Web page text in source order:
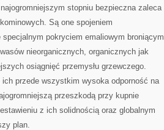
stopniu bezpieczna zaleca
Są one spojeniem
pokryciem emaliowym broniącym
nieorganicznych, organicznych jak
osiągnięć przemysłu grzewczego.
przede wszystkim wysoka odporność na
przeszkodą przy kupnie
z ich solidnością oraz globalnym
plan.